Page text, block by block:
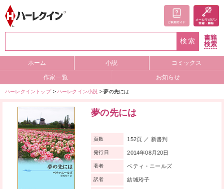
検索
書籍
検索
ホーム 小説 コミックス
作家一覧 お知らせ
ハーレクイントップ ハーレクイン小説 夢の先には
夢の先には
頁数 152頁 ／ 新書判
発行日 2014年08月20日
著者 ベティ・ニールズ
訳者 結城玲子